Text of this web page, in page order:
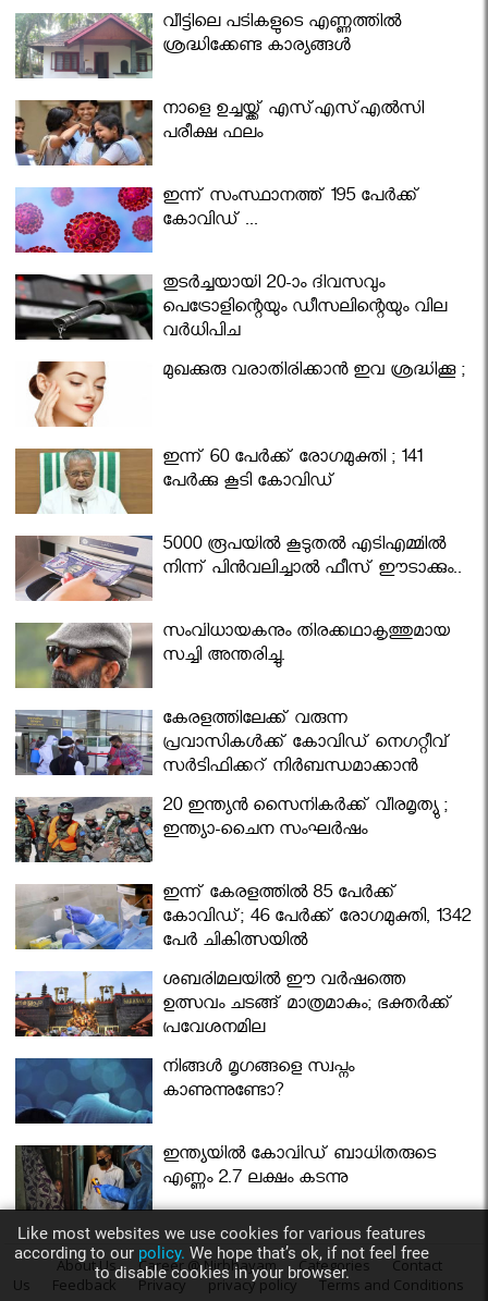
വീട്ടിലെ പടികളുടെ എണ്ണത്തിൽ
ശ്രദ്ധിക്കേണ്ട കാര്യങ്ങൾ
നാളെ ഉച്ചയ്ക്ക് എസ്എസ്എല്‍സി
പരീക്ഷ ഫലം
ഇന്ന് സംസ്ഥാനത്ത് 195 പേര്‍ക്ക്
കോവിഡ് ...
തുടർച്ചയായി 20-ാം ദിവസവും
പെട്രോളിന്റെയും ഡീസലിന്റെയും വില
വര്‍ധിപ്പിച്ചു
മുഖക്കുരു വരാതിരിക്കാന്‍ ഇവ ശ്രദ്ധിക്കൂ ;
ഇന്ന് 60 പേർക്ക് രോഗമുക്തി ; 141
പേര്‍ക്കു കൂടി കോവിഡ്
5000 രൂപയിൽ കൂടുതൽ എടിഎമ്മിൽ
നിന്ന് പിൻവലിച്ചാൽ ഫീസ് ഈടാക്കും..
സംവിധായകനും തിരക്കഥാകൃത്തുമായ
സച്ചി അന്തരിച്ചു.
കേരളത്തിലേക്ക് വരുന്ന
പ്രവാസികള്‍ക്ക് കോവിഡ് നെഗറ്റീവ്
സര്‍ട്ടിഫിക്കറ്റ് നിർബന്ധമാക്കാൻ
മന്ത്രിസഭ
20 ഇന്ത്യൻ സൈനികർക്ക് വീരമൃത്യു ;
ഇന്ത്യാ-ചൈന സംഘർഷം
ഇന്ന് കേരളത്തിൽ 85 പേർക്ക്
കോവിഡ്; 46 പേർക്ക് രോഗമുക്തി, 1342
പേർ ചികിത്സയിൽ
ശബരിമലയില്‍ ഈ വർഷത്തെ
ഉത്സവം ചടങ്ങ് മാത്രമാകും; ഭക്തർക്ക്
പ്രവേശനമില്ല
നിങ്ങള്‍ മൃഗങ്ങളെ സ്വപ്നം
കാണുന്നുണ്ടോ?
ഇന്ത്യയിൽ കോവിഡ് ബാധിതരുടെ
എണ്ണം 2.7 ലക്ഷം കടന്നു
About Us Career @ Nirbhayam Categories
Contact
Us
Feedback Privacy privacy policy Terms and Conditions
Like most websites we use cookies for various features
according to our policy. We hope that’s ok, if not feel free
to disable cookies in your browser.